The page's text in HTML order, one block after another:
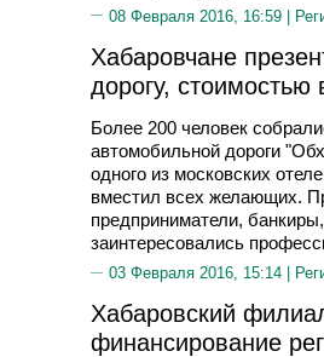
08 Февраля 2016, 16:59 |
Хабаровчане
дорогу,
Более 200 человек
автомобильной дороги
одного из московских
вместил всех желающих.
предприниматели,
заинтересовались
03 Февраля 2016, 15:14 |
Хабаровский
финансирование